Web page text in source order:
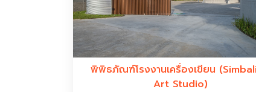
พิพิธภัณฑ์โรงงานเครื่องเขียน
Art Studio)